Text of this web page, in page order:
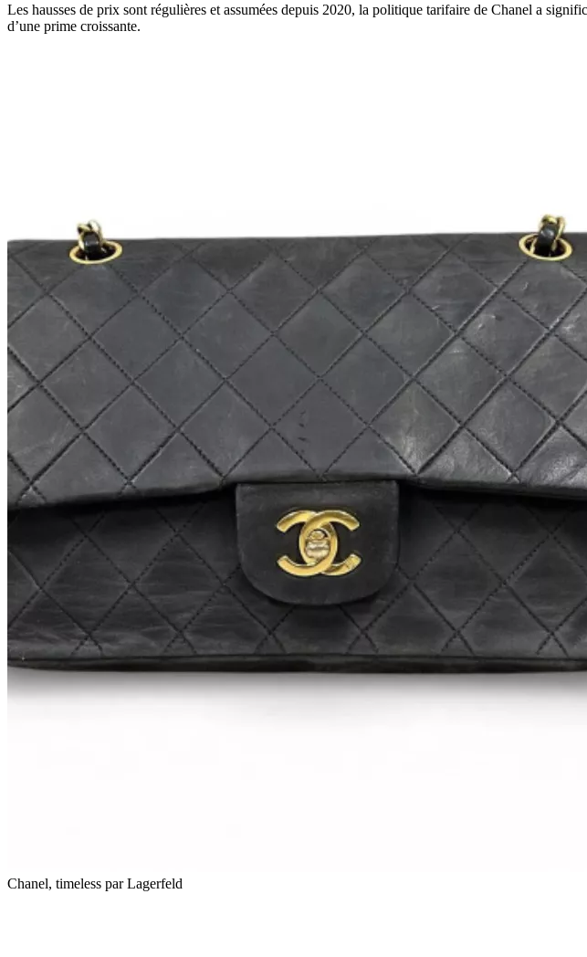
Les hausses de prix sont régulières et assumées depuis 2020, la politique tarifaire de Chanel a
d’une prime croissante.
Chanel, timeless par Lagerfeld